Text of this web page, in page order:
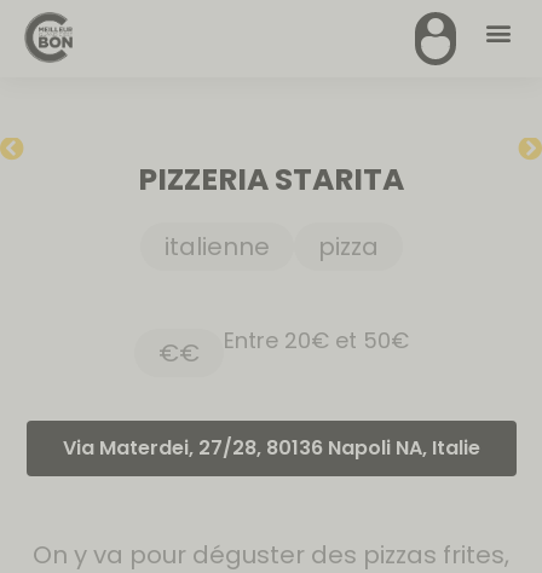
PIZZERIA STARITA
italienne pizza
€€ Entre 20€ et 50€
Via Materdei, 27/28, 80136 Napoli NA, Italie
On y va pour déguster des pizzas frites,